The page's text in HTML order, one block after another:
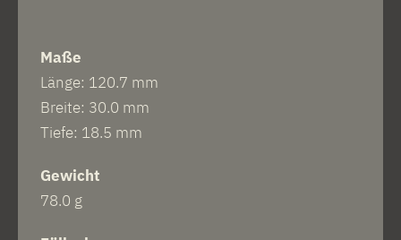
Maße
Länge: 120.7 mm
Breite: 30.0 mm
Tiefe: 18.5 mm
Gewicht
78.0 g